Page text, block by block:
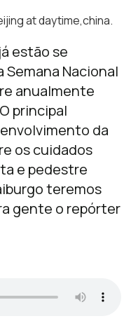
at daytime,china.
estão se
Semana Nacional
anualmente
principal
da
os cuidados
e pedestre
teremos
gente o repórter